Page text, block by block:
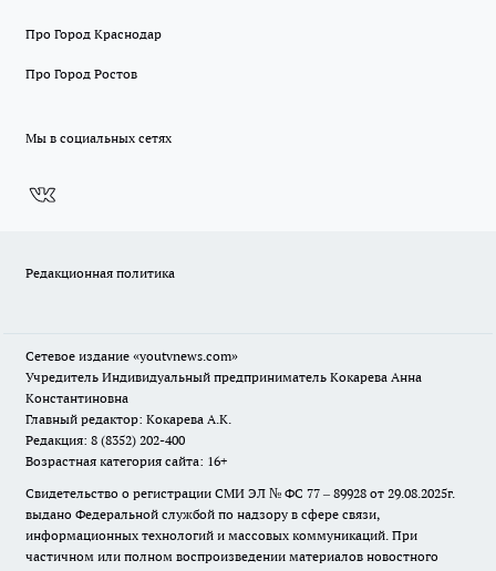
Про Город Краснодар
Про Город Ростов
Мы в социальных сетях
Редакционная политика
Сетевое издание «youtvnews.com»
Учредитель Индивидуальный предприниматель Кокарева Анна
Константиновна
Главный редактор: Кокарева А.К.
Редакция: 8 (8352) 202-400
Возрастная категория сайта: 16+
Свидетельство о регистрации СМИ ЭЛ № ФС 77 – 89928 от 29.08.2025г.
выдано Федеральной службой по надзору в сфере связи,
информационных технологий и массовых коммуникаций. При
частичном или полном воспроизведении материалов новостного